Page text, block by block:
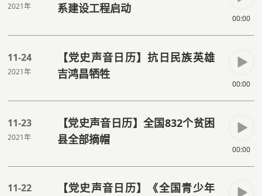
2021年
系建设工程启动
00:00
11-24
2021年
【党史声音日历】抗日民族英雄
吉鸿昌牺牲
00:00
11-23
2021年
【党史声音日历】全国832个贫困
县全部摘帽
00:00
11-22
【党史声音日历】《全国青少年